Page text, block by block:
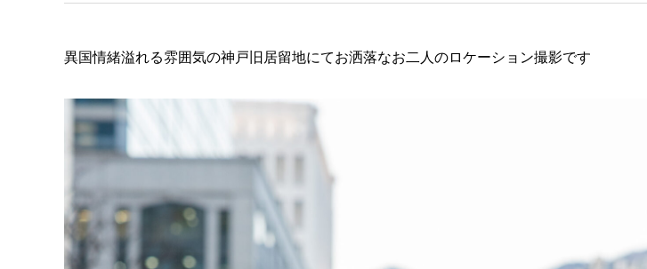
異国情緒溢れる雰囲気の神戸旧居留地にてお洒落なお二人のロケーション撮影です